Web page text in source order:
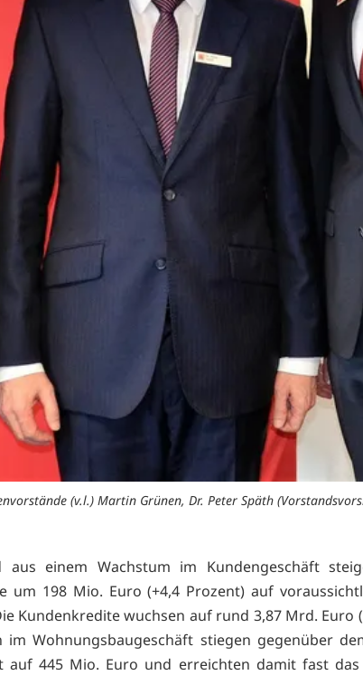
(v.l.) Martin Grünen, Dr. Peter Späth
aus einem Wachstum im Kundengeschäft
um 198 Mio. Euro (+4,4 Prozent) auf
Kundenkredite wuchsen auf rund 3,87 Mrd. Euro
im Wohnungsbaugeschäft stiegen gegenüber
auf 445 Mio. Euro und erreichten damit fast das